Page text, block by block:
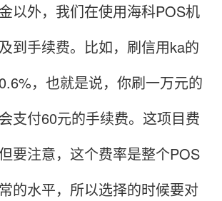
外，我们在使用海科POS机
到手续费。比如，刷信用ka的
，也就是说，你刷一万元的
支付60元的手续费。这项目费
要注意，这个费率是整个POS
的水平，所以选择的时候要对